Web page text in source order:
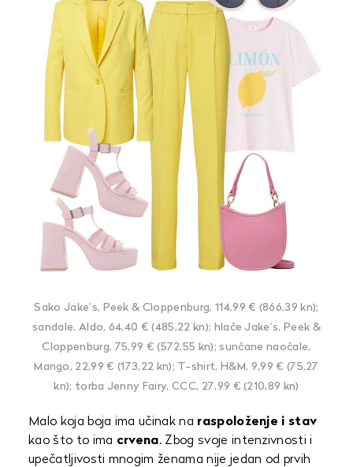
Sako Jake’s, Peek & Cloppenburg, 114,99 € (866,39 kn);
sandale, Aldo, 64,40 € (485,22 kn); hlače Jake’s, Peek &
Cloppenburg, 75,99 € (572,55 kn); sunčane naočale,
Mango, 22,99 € (173,22 kn); T-shirt, H&M, 9,99 € (75,27
kn); torba Jenny Fairy, CCC, 27,99 € (210,89 kn)
Malo koja boja ima učinak na raspoloženje i stav
kao što to ima crvena. Zbog svoje intenzivnosti i
upečatljivosti mnogim ženama nije jedan od prvih